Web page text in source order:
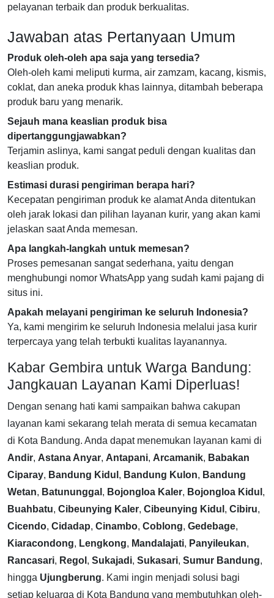
pelayanan terbaik dan produk berkualitas.
Jawaban atas Pertanyaan Umum
Produk oleh-oleh apa saja yang tersedia?
Oleh-oleh kami meliputi kurma, air zamzam, kacang, kismis,
coklat, dan aneka produk khas lainnya, ditambah beberapa
produk baru yang menarik.
Sejauh mana keaslian produk bisa
dipertanggungjawabkan?
Terjamin aslinya, kami sangat peduli dengan kualitas dan
keaslian produk.
Estimasi durasi pengiriman berapa hari?
Kecepatan pengiriman produk ke alamat Anda ditentukan
oleh jarak lokasi dan pilihan layanan kurir, yang akan kami
jelaskan saat Anda memesan.
Apa langkah-langkah untuk memesan?
Proses pemesanan sangat sederhana, yaitu dengan
menghubungi nomor WhatsApp yang sudah kami pajang di
situs ini.
Apakah melayani pengiriman ke seluruh Indonesia?
Ya, kami mengirim ke seluruh Indonesia melalui jasa kurir
terpercaya yang telah terbukti kualitas layanannya.
Kabar Gembira untuk Warga Bandung:
Jangkauan Layanan Kami Diperluas!
Dengan senang hati kami sampaikan bahwa cakupan
layanan kami sekarang telah merata di semua kecamatan
di Kota Bandung. Anda dapat menemukan layanan kami di
Andir, Astana Anyar, Antapani, Arcamanik, Babakan
Ciparay, Bandung Kidul , Bandung Kulon, Bandung
Wetan, Batununggal , Bojongloa Kaler, Bojongloa Kidul ,
Buahbatu, Cibeunying Kaler, Cibeunying Kidul , Cibiru,
Cicendo, Cidadap, Cinambo, Coblong, Gedebage,
Kiaracondong, Lengkong, Mandalajati, Panyileukan,
Rancasari, Regol , Sukajadi, Sukasari, Sumur Bandung,
hingga Ujungberung. Kami ingin menjadi solusi bagi
setiap keluarga di Kota Bandung yang membutuhkan oleh-